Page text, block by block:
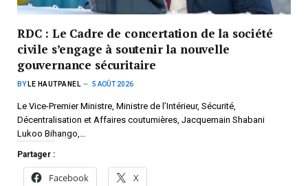
RDC : Le Cadre de concertation de la société
civile s’engage à soutenir la nouvelle
gouvernance sécuritaire
BY LE HAUTPANEL 5 AOÛT 2026
Le Vice-Premier Ministre, Ministre de l’Intérieur, Sécurité,
Décentralisation et Affaires coutumières, Jacquemain Shabani
Lukoo Bihango,…
Partager :
Facebook X